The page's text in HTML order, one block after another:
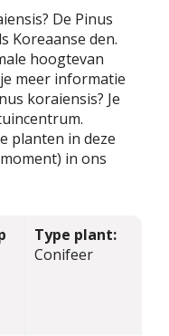
De Pinus
Koreaanse den.
hoogtevan
meer informatie
koraiensis? Je
planten in deze
in ons
Type plant:
Conifeer